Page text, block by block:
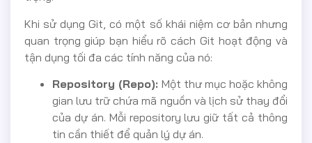
Khi sử dụng Git, có một số khái niệm cơ bản nhưng
quan trọng giúp bạn hiểu rõ cách Git hoạt động và
tận dụng tối đa các tính năng của nó:
Repository (Repo): Một thư mục hoặc không
gian lưu trữ chứa mã nguồn và lịch sử thay đổi
của dự án. Mỗi repository lưu giữ tất cả thông
tin cần thiết để quản lý dự án.